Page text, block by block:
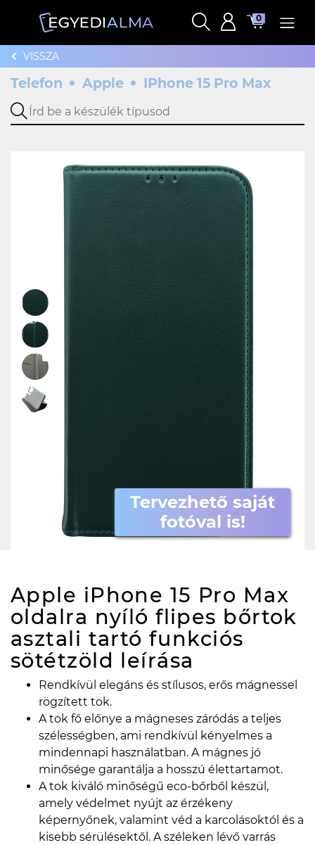
0
VISSZA
Telefon Apple IPhone 15 Pro Max
Tervezhető saját
fotóval is!
Apple iPhone 15 Pro Max
oldalra nyíló flipes bőrtok
asztali tartó funkciós
sötétzöld leírása
Rendkívül elegáns és stílusos, erős mágnessel
rögzített tok.
A tok fő előnye a mágneses záródás a teljes
szélességben, ami rendkívül kényelmes a
mindennapi használatban. A mágnes jó
minősége garantálja a hosszú élettartamot.
A tok kiváló minőségű eco-bőrből készül,
amely védelmet nyújt az érzékeny
képernyőnek, valamint véd a karcolásoktól és a
kisebb sérülésektől. A széleken lévő varrás